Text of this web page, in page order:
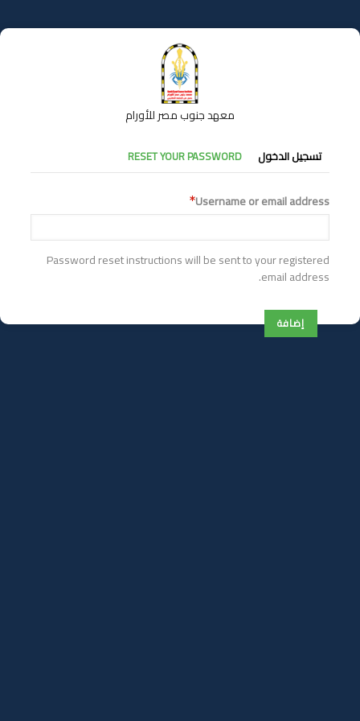
إلى
المحتوى
معهد جنوب مصر للأورام
التبويبات
الأساسية
تسجيل الدخول RESET YOUR PASSWORD
Username or email address
Password reset instructions will be sent to your registered
email address.